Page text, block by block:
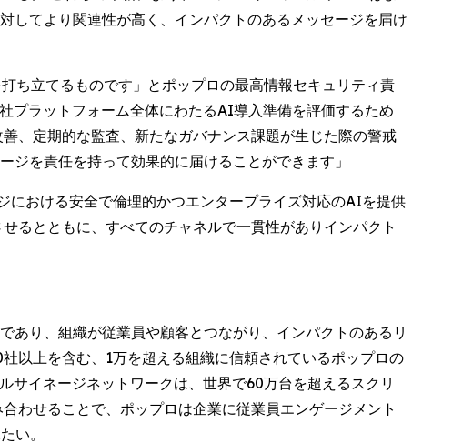
してより関連性が高く、インパクトのあるメッセージを届け
ち立てるものです」とポップロの最高情報セキュリティ責
プラットフォーム全体にわたるAI導入準備を評価するため
、定期的な監査、新たなガバナンス課題が生じた際の警戒
を責任を持って効果的に届けることができます」
おける安全で倫理的かつエンタープライズ対応のAIを提供
るとともに、すべてのチャネルで一貫性がありインパクト
り、組織が従業員や顧客とつながり、インパクトのあるリ
以上を含む、1万を超える組織に信頼されているポップロの
イネージネットワークは、世界で60万台を超えるスクリ
わせることで、ポップロは企業に従業員エンゲージメント
い。